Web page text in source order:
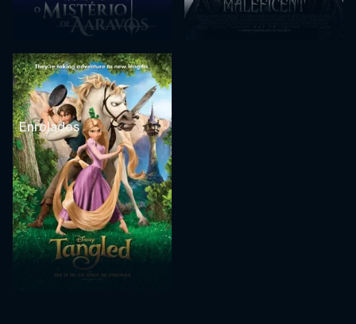
Enrolados